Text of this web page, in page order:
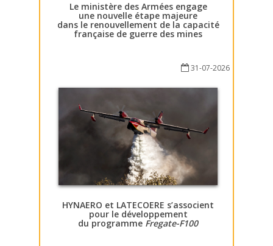
Le ministère des Armées engage
une nouvelle étape majeure
dans le renouvellement de la capacité
française de guerre des mines
31-07-2026
HYNAERO et LATECOERE s’associent
pour le développement
du programme Fregate-F100